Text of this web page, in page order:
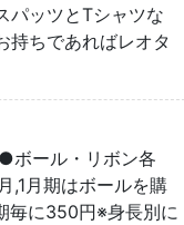
パッツとTシャツな
持ちであればレオタ
ボール・リボン各
,1月期はボールを購
毎に350円※身長別に